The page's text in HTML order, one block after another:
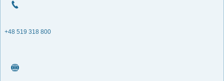
+48 519 318 800